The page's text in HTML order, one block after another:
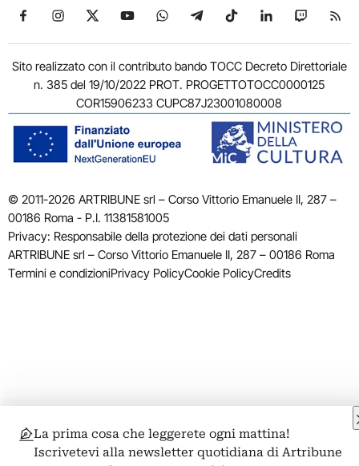
Seguici su Facebook
Seguici su Instagram
Seguici su X
Seguici su YouTube
Seguici su WhatsApp
Seguici su Telegram
Seguici su TikTok
Seguici su
Seguici
Sito realizzato con il contributo bando TOCC Decreto Direttoriale
n. 385 del 19/10/2022 PROT. PROGETTOTOCC0000125
COR15906233 CUPC87J23001080008
© 2011-2026 ARTRIBUNE srl – Corso Vittorio Emanuele II, 287 –
00186 Roma - P.I. 11381581005
Privacy: Responsabile della protezione dei dati personali
ARTRIBUNE srl – Corso Vittorio Emanuele II, 287 – 00186 Roma
Termini e condizioniPrivacy PolicyCookie PolicyCredits
La prima cosa che leggerete ogni mattina!
Iscrivetevi alla newsletter quotidiana di Artribune